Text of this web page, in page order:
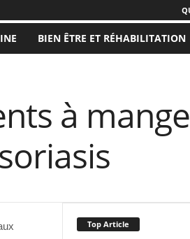
BIEN ÊTRE ET RÉHABILITATION
à
Top Article